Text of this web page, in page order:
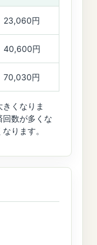
23,060円
40,600円
70,030円
くなりま
数が多くな
ります。